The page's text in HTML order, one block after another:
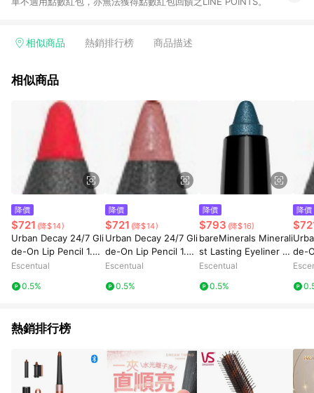
相似商品 熱銷排行榜 商品描述
相似商品
降價
$721 (降$14)
Urban Decay 24/7 Gli
de-On Lip Pencil 1.2g
714
Escentual
0.5%
降價
$721 (降$14)
Urban Decay 24/7 Gli
de-On Lip Pencil 1.2g
Peyote
Escentual
0.5%
降價
$793 (降$16)
bareMinerals Minerali
st Lasting Eyeliner 0.
35g Aquamarine
Escentual
0.5%
降價
de-
Bang
熱銷排行榜